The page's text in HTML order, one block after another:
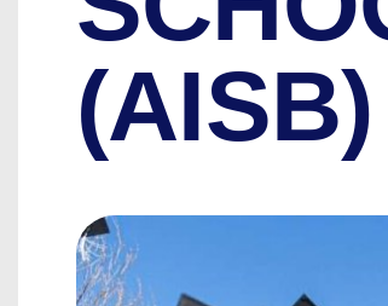
(AISB)